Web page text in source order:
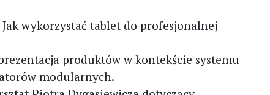
wykorzystać tablet do profesjonalnej
produktów w kontekście systemu
modularnych.